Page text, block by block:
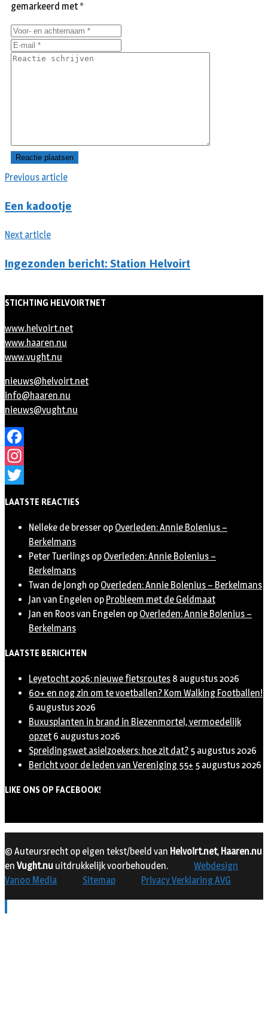
Previous article
Een kadootje
Next article
Ingezonden bericht: Station Helvoirt
gemarkeerd met *
STICHTING HELVOIRTNET
www.helvoirt.net
www.haaren.nu
www.vught.nu
nieuws@helvoirt.net
info@haaren.nu
nieuws@vught.nu
Facebook
Instagram
LAATSTE REACTIES
Nelleke de bresser op Overleden: Annie Bolenius –
Berkelmans
Peter Tuerlings op Overleden: Annie Bolenius –
Berkelmans
Twan de Jongh op Overleden: Annie Bolenius – Berkelmans
Jan van Engelen op Probleem met de Geldmaat
Jan en Roos van Engelen op Overleden: Annie Bolenius –
Berkelmans
LAATSTE BERICHTEN
Leyetocht 2026: nieuwe fietsroutes 8 augustus 2026
60+ en nog zin om te voetballen? Kom Walking Footballen!
6 augustus 2026
Buxusplanten in brand in Biezenmortel, vermoedelijk
opzet 6 augustus 2026
Spreidingswet asielzoekers: hoe zit dat? 5 augustus 2026
Bericht voor de leden van Vereniging 55+ 5 augustus 2026
LIKE ONS OP FACEBOOK!
© Auteursrecht op eigen tekst/beeld van Helvoirt.net, Haaren.nu
en Vught.nu uitdrukkelijk voorbehouden.
Webdesign
Vanoo Media
Sitemap Privacy Verklaring AVG